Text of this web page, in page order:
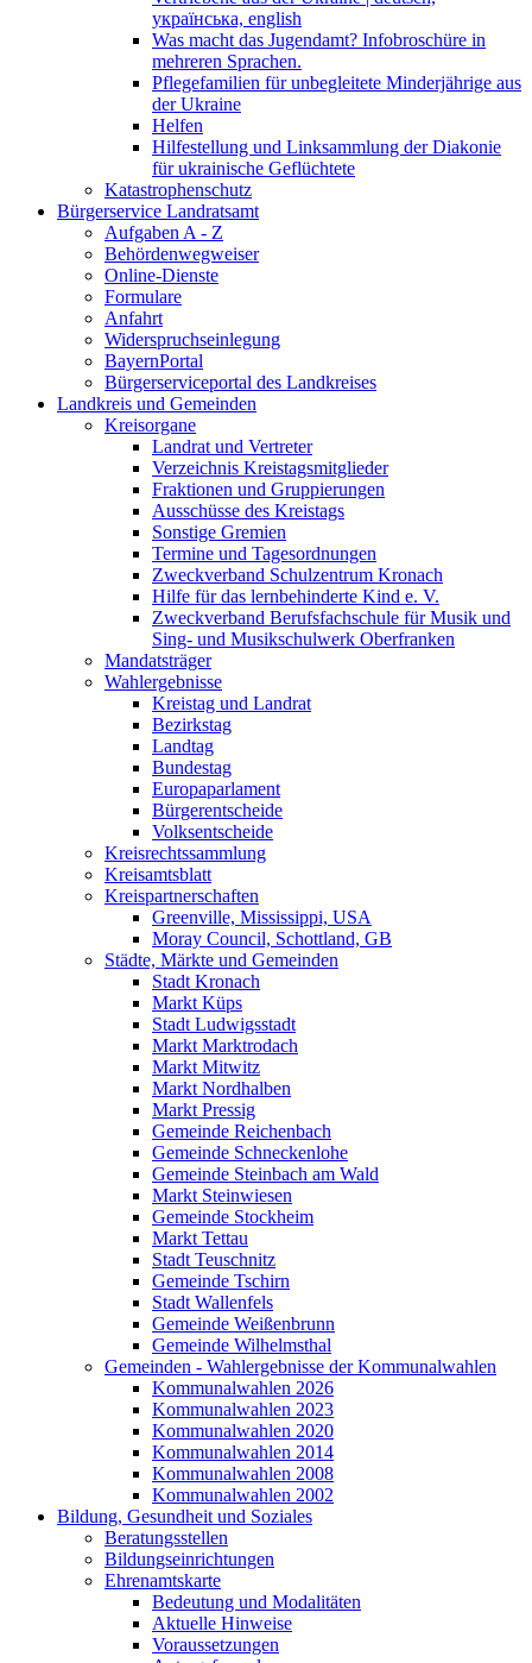
українська, english
Was macht das Jugendamt? Infobroschüre in
mehreren Sprachen.
Pflegefamilien für unbegleitete Minderjährige aus
der Ukraine
Helfen
Hilfestellung und Linksammlung der Diakonie
für ukrainische Geflüchtete
Katastrophenschutz
Bürgerservice Landratsamt
Aufgaben A - Z
Behördenwegweiser
Online-Dienste
Formulare
Anfahrt
Widerspruchseinlegung
BayernPortal
Bürgerserviceportal des Landkreises
Landkreis und Gemeinden
Kreisorgane
Landrat und Vertreter
Verzeichnis Kreistagsmitglieder
Fraktionen und Gruppierungen
Ausschüsse des Kreistags
Sonstige Gremien
Termine und Tagesordnungen
Zweckverband Schulzentrum Kronach
Hilfe für das lernbehinderte Kind e. V.
Zweckverband Berufsfachschule für Musik und
Sing- und Musikschulwerk Oberfranken
Mandatsträger
Wahlergebnisse
Kreistag und Landrat
Bezirkstag
Landtag
Bundestag
Europaparlament
Bürgerentscheide
Volksentscheide
Kreisrechtssammlung
Kreisamtsblatt
Kreispartnerschaften
Greenville, Mississippi, USA
Moray Council, Schottland, GB
Städte, Märkte und Gemeinden
Stadt Kronach
Markt Küps
Stadt Ludwigsstadt
Markt Marktrodach
Markt Mitwitz
Markt Nordhalben
Markt Pressig
Gemeinde Reichenbach
Gemeinde Schneckenlohe
Gemeinde Steinbach am Wald
Markt Steinwiesen
Gemeinde Stockheim
Markt Tettau
Stadt Teuschnitz
Gemeinde Tschirn
Stadt Wallenfels
Gemeinde Weißenbrunn
Gemeinde Wilhelmsthal
Gemeinden - Wahlergebnisse der Kommunalwahlen
Kommunalwahlen 2026
Kommunalwahlen 2023
Kommunalwahlen 2020
Kommunalwahlen 2014
Kommunalwahlen 2008
Kommunalwahlen 2002
Bildung, Gesundheit und Soziales
Beratungsstellen
Bildungseinrichtungen
Ehrenamtskarte
Bedeutung und Modalitäten
Aktuelle Hinweise
Voraussetzungen